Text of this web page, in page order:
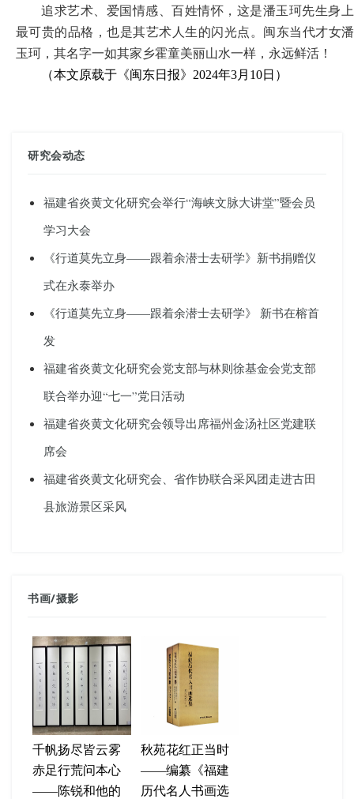
追求艺术、爱国情感、百姓情怀，这是潘玉珂先生身上
最可贵的品格，也是其艺术人生的闪光点。闽东当代才女潘
玉珂，其名字一如其家乡霍童美丽山水一样，永远鲜活！
（本文原载于《闽东日报》 2024年3月10日 ）
研究会动态
福建省炎黄文化研究会举行“海峡文脉大讲堂”暨会员
学习大会
《行道莫先立身——跟着余潜士去研学》新书捐赠仪
式在永泰举办
《行道莫先立身——跟着余潜士去研学》 新书在榕首
发
福建省炎黄文化研究会党支部与林则徐基金会党支部
联合举办迎“七一”党日活动
福建省炎黄文化研究会领导出席福州金汤社区党建联
席会
福建省炎黄文化研究会、省作协联合采风团走进古田
县旅游景区采风
书画/摄影
千帆扬尽皆云雾
赤足行荒问本心
——陈锐和他的
秋苑花红正当时
——编纂《福建
历代名人书画选